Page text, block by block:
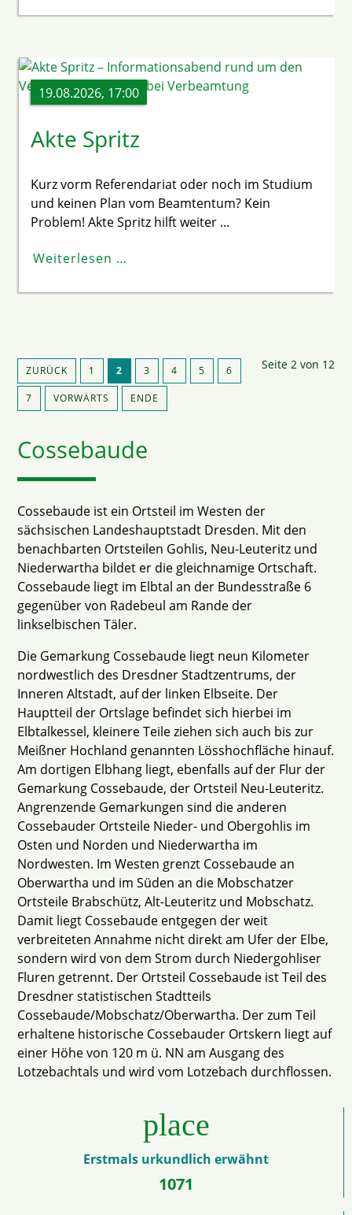
Akte Spritz
19.08.2026, 17:00
Kurz vorm Referendariat oder noch im Studium
und keinen Plan vom Beamtentum? Kein
Problem! Akte Spritz hilft weiter ...
Weiterlesen …
Seite 2 von 12
ZURÜCK 1 2 3 4 5 6
7 VORWÄRTS ENDE
Cossebaude
Cossebaude ist ein Ortsteil im Westen der
sächsischen Landeshauptstadt Dresden. Mit den
benachbarten Ortsteilen Gohlis, Neu-Leuteritz und
Niederwartha bildet er die gleichnamige Ortschaft.
Cossebaude liegt im Elbtal an der Bundesstraße 6
gegenüber von Radebeul am Rande der
linkselbischen Täler.
Die Gemarkung Cossebaude liegt neun Kilometer
nordwestlich des Dresdner Stadtzentrums, der
Inneren Altstadt, auf der linken Elbseite. Der
Hauptteil der Ortslage befindet sich hierbei im
Elbtalkessel, kleinere Teile ziehen sich auch bis zur
Meißner Hochland genannten Lösshochfläche hinauf.
Am dortigen Elbhang liegt, ebenfalls auf der Flur der
Gemarkung Cossebaude, der Ortsteil Neu-Leuteritz.
Angrenzende Gemarkungen sind die anderen
Cossebauder Ortsteile Nieder- und Obergohlis im
Osten und Norden und Niederwartha im
Nordwesten. Im Westen grenzt Cossebaude an
Oberwartha und im Süden an die Mobschatzer
Ortsteile Brabschütz, Alt-Leuteritz und Mobschatz.
Damit liegt Cossebaude entgegen der weit
verbreiteten Annahme nicht direkt am Ufer der Elbe,
sondern wird von dem Strom durch Niedergohliser
Fluren getrennt. Der Ortsteil Cossebaude ist Teil des
Dresdner statistischen Stadtteils
Cossebaude/Mobschatz/Oberwartha. Der zum Teil
erhaltene historische Cossebauder Ortskern liegt auf
einer Höhe von 120 m ü. NN am Ausgang des
Lotzebachtals und wird vom Lotzebach durchflossen.
place
Erstmals urkundlich erwähnt
1071